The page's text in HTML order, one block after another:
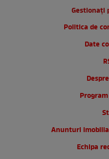
Gestionați
Politica de
Date
Anunturi
Echipa